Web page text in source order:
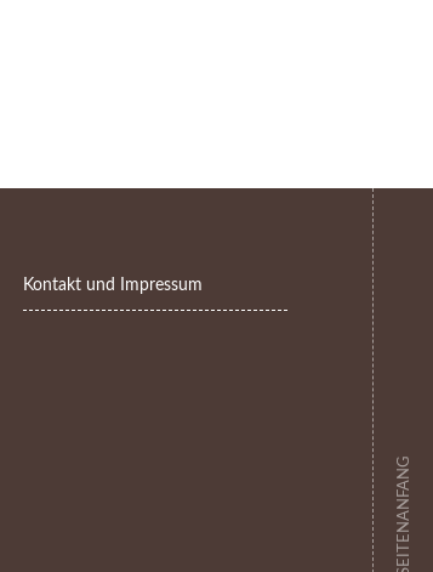
Kontakt und Impressum
ZUM SEITENANFANG